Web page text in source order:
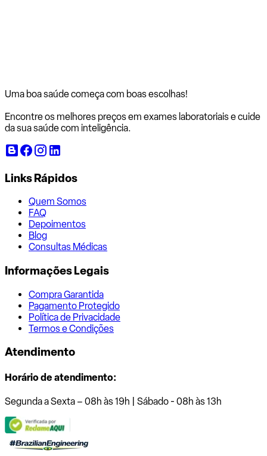
Uma boa saúde começa com boas escolhas!
Encontre os melhores preços em exames laboratoriais e cuide
da sua saúde com inteligência.
Links Rápidos
Quem Somos
FAQ
Depoimentos
Blog
Consultas Médicas
Informações Legais
Compra Garantida
Pagamento Protegido
Política de Privacidade
Termos e Condições
Atendimento
Horário de atendimento:
Segunda a Sexta – 08h às 19h | Sábado - 08h às 13h